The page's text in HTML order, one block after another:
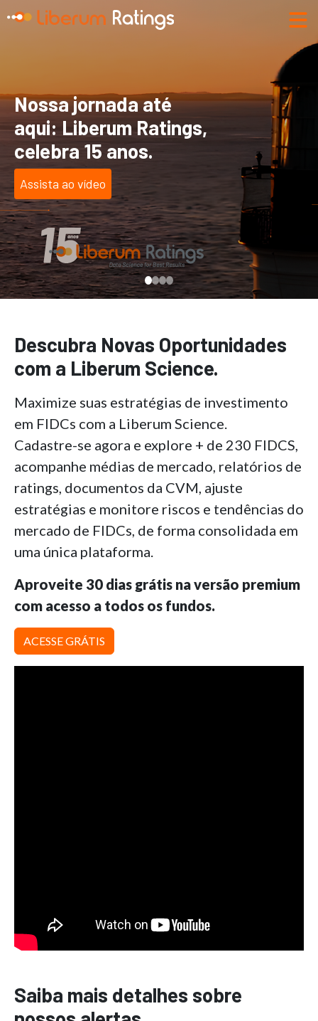
Nossa jornada até
aqui: Liberum Ratings,
celebra 15 anos.
Assista ao vídeo
Descubra Novas Oportunidades
com a Liberum Science.
Maximize suas estratégias de investimento
em FIDCs com a Liberum Science.
Cadastre-se agora e explore + de 230 FIDCS,
acompanhe médias de mercado, relatórios de
ratings, documentos da CVM, ajuste
estratégias e monitore riscos e tendências do
mercado de FIDCs, de forma consolidada em
uma única plataforma.
Aproveite 30 dias grátis na versão premium
com acesso a todos os fundos.
ACESSE GRÁTIS
Saiba mais detalhes sobre